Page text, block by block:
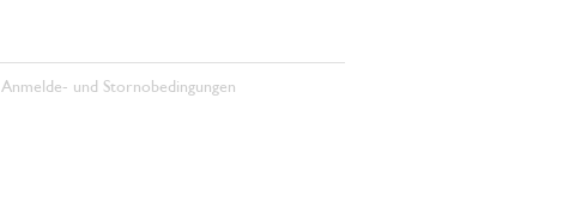
Anmelde- und Stornobedingungen